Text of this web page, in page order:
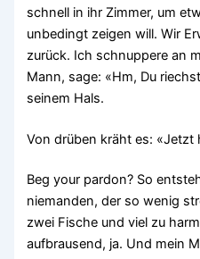
schnell in ihr Zimmer, um
unbedingt zeigen will. Wir
zurück. Ich schnuppere an
Mann, sage: «Hm, Du
seinem Hals.
Von drüben kräht es: «Jetzt
Beg your pardon? So
niemanden, der so wenig
zwei Fische und viel zu
aufbrausend, ja. Und mein